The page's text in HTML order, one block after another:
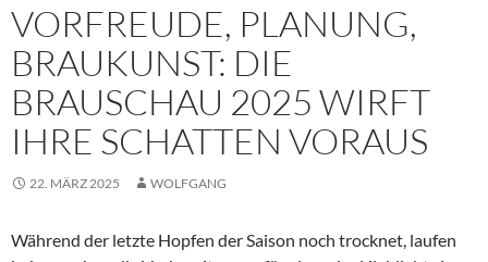
VORFREUDE, PLANUNG,
BRAUKUNST: DIE
BRAUSCHAU 2025 WIRFT
IHRE SCHATTEN VORAUS
22. MÄRZ 2025 WOLFGANG
Während der letzte Hopfen der Saison noch trocknet, laufen